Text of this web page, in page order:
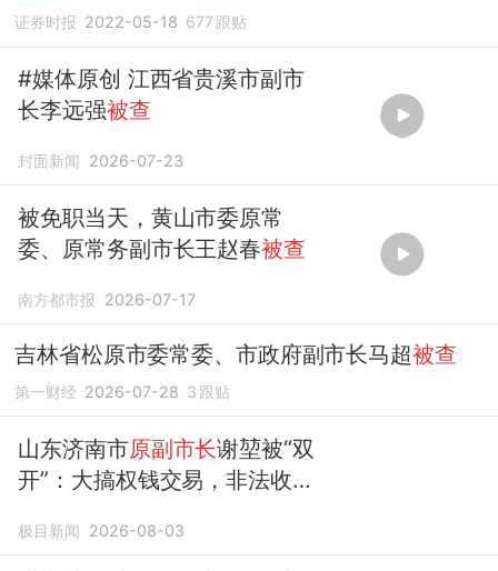
证券时报 2022-05-18 677 跟贴
#媒体原创 江西省贵溪市副市
长李远强被查
封面新闻 2026-07-23
被免职当天，黄山市委原常
委、原常务副市长王赵春被查
南方都市报 2026-07-17
吉林省松原市委常委、市政府副市长马超被查
第一财经 2026-07-28 3 跟贴
山东济南市原副市长谢堃被“双
开”：大搞权钱交易，非法收受
极目新闻 2026-08-03